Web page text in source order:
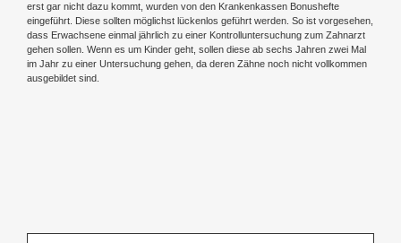
erst gar nicht dazu kommt, wurden von den Krankenkassen Bonushefte
eingeführt. Diese sollten möglichst lückenlos geführt werden. So ist vorgesehen,
dass Erwachsene einmal jährlich zu einer Kontrolluntersuchung zum Zahnarzt
gehen sollen. Wenn es um Kinder geht, sollen diese ab sechs Jahren zwei Mal
im Jahr zu einer Untersuchung gehen, da deren Zähne noch nicht vollkommen
ausgebildet sind.